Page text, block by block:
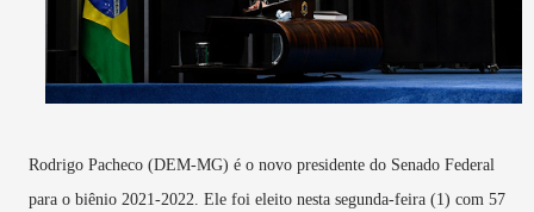
Rodrigo Pacheco (DEM-MG) é o novo presidente do Senado Federal
para o biênio 2021-2022. Ele foi eleito nesta segunda-feira (1) com 57